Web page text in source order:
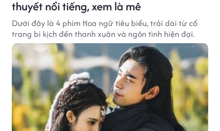
thuyết nổi tiếng, xem là mê
Dưới đây là 4 phim Hoa ngữ tiêu biểu, trải dài từ cổ
trang bi kịch đến thanh xuân và ngôn tình hiện đại.